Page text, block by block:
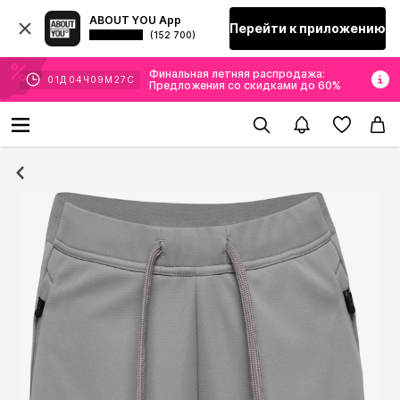
ABOUT YOU App
(152 700) Перейти к приложению
01 Д 04 Ч 09 М 27 С
Финальная летняя распродажа:
Предложения со скидками до 60%